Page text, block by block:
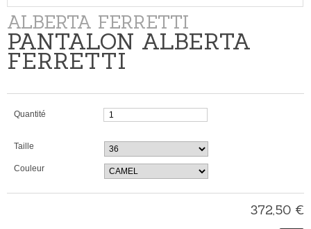
ALBERTA FERRETTI
PANTALON ALBERTA
FERRETTI
Quantité
Taille
Couleur
372,50 €